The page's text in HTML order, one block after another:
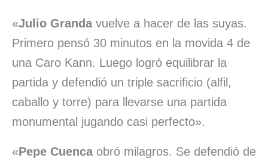
«Julio Grandavuelve a hacer de las suyas.
Primero pensó 30 minutos en la movida 4 de
una Caro Kann. Luego logró equilibrar la
partida y defendió un triple sacrificio (alfil,
caballo y torre) para llevarse una partida
monumental jugando casi perfecto».
«Pepe Cuencaobró milagros. Se defendió de